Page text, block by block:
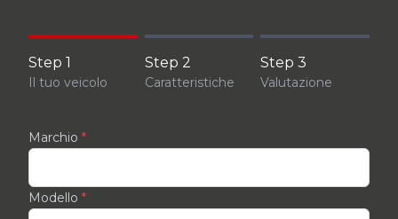
Step 1
Il tuo veicolo
Step 2
Caratteristiche
Step 3
Valutazione
Marchio *
Modello *